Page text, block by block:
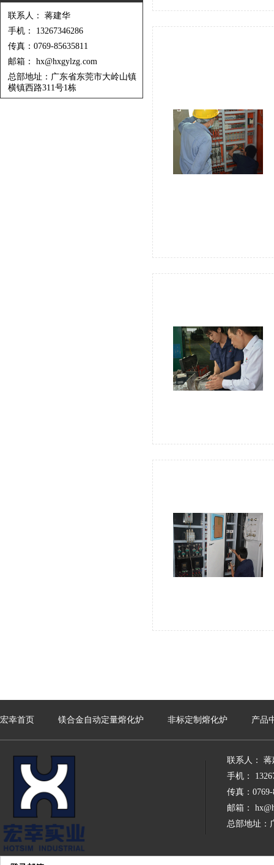
联系人： 蒋建华
手机： 13267346286
传真：0769-85635811
邮箱： hx@hxgylzg.com
总部地址：广东省东莞市大岭山镇
横镇西路311号1栋
宏幸首页 镁合金自动定量熔化炉 非标定制熔化炉 产品
联系人： 蒋
手机：
传真：0769-
邮箱：
总部地址：